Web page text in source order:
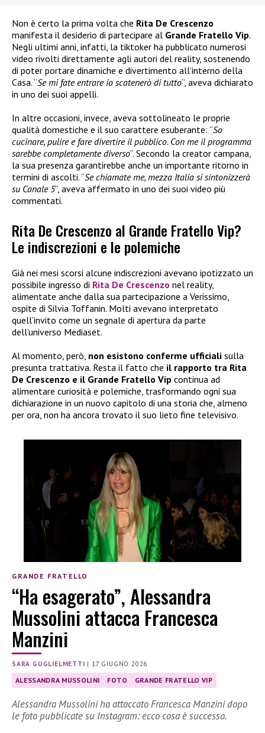
Non è certo la prima volta che Rita De Crescenzo
manifesta il desiderio di partecipare al Grande Fratello Vip.
Negli ultimi anni, infatti, la tiktoker ha pubblicato numerosi
video rivolti direttamente agli autori del reality, sostenendo
di poter portare dinamiche e divertimento all’interno della
Casa. “Se mi fate entrare io scatenerò di tutto“, aveva dichiarato
in uno dei suoi appelli.
In altre occasioni, invece, aveva sottolineato le proprie
qualità domestiche e il suo carattere esuberante: “So
cucinare, pulire e fare divertire il pubblico. Con me il programma
sarebbe completamente diverso“. Secondo la creator campana,
la sua presenza garantirebbe anche un importante ritorno in
termini di ascolti. “Se chiamate me, mezza Italia si sintonizzerà
su Canale 5“, aveva affermato in uno dei suoi video più
commentati.
Rita De Crescenzo al Grande Fratello Vip?
Le indiscrezioni e le polemiche
Già nei mesi scorsi alcune indiscrezioni avevano ipotizzato un
possibile ingresso di Rita De Crescenzo nel reality,
alimentate anche dalla sua partecipazione a Verissimo,
ospite di Silvia Toffanin. Molti avevano interpretato
quell’invito come un segnale di apertura da parte
dell’universo Mediaset.
Al momento, però, non esistono conferme ufficiali sulla
presunta trattativa. Resta il fatto che il rapporto tra Rita
De Crescenzo e il Grande Fratello Vip continua ad
alimentare curiosità e polemiche, trasformando ogni sua
dichiarazione in un nuovo capitolo di una storia che, almeno
per ora, non ha ancora trovato il suo lieto fine televisivo.
GRANDE FRATELLO
“Ha esagerato”, Alessandra
Mussolini attacca Francesca
Manzini
SARA GUGLIELMETTI | 17 GIUGNO 2026
ALESSANDRA MUSSOLINI FOTO GRANDE FRATELLO VIP
Alessandra Mussolini ha attaccato Francesca Manzini dopo
le foto pubblicate su Instagram: ecco cosa è successo.